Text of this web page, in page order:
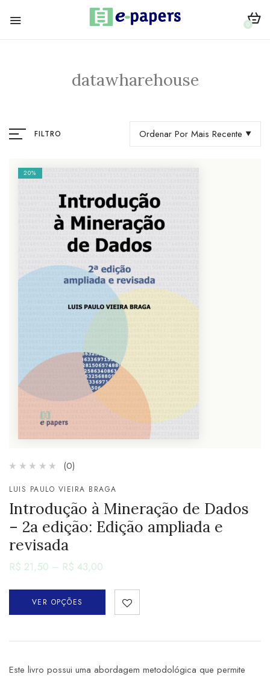
0
datawharehouse
FILTRO Ordenar Por Mais Recente
20%
(0)
LUIS PAULO VIEIRA BRAGA
Introdução à Mineração de Dados
– 2a edição: Edição ampliada e
revisada
R$ 21,50 – R$ 43,00
VER OPÇÕES
Este livro possui uma abordagem metodológica que permite